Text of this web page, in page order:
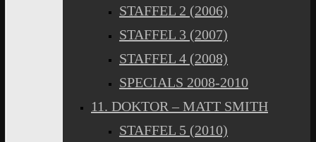
STAFFEL 2 (2006)
STAFFEL 3 (2007)
STAFFEL 4 (2008)
SPECIALS 2008-2010
11. DOKTOR – MATT SMITH
STAFFEL 5 (2010)